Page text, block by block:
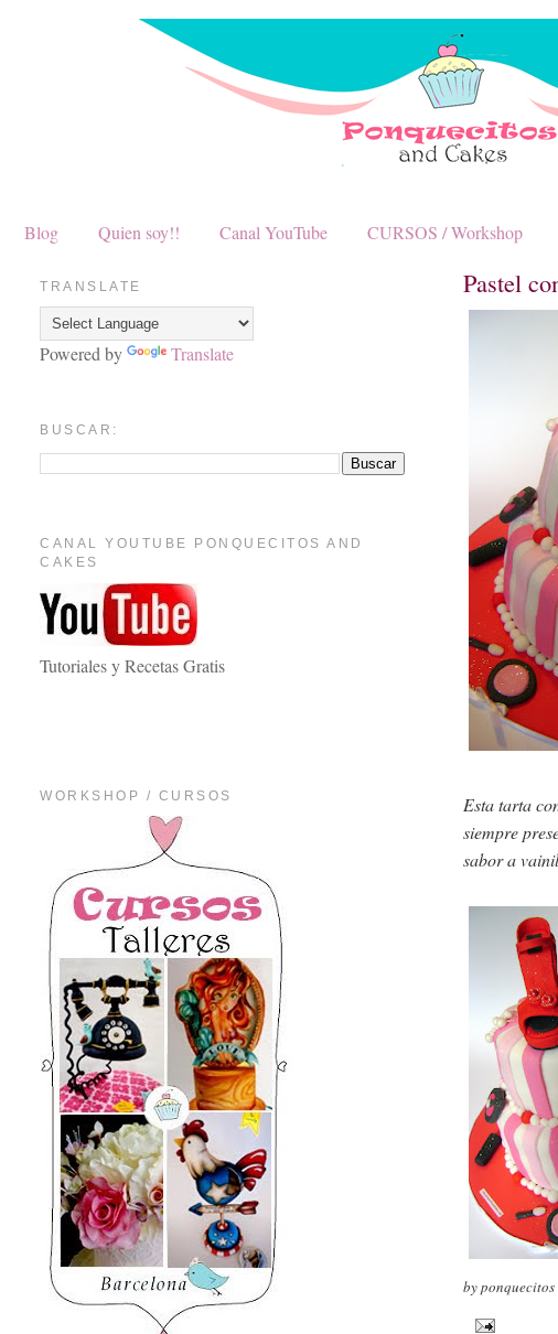
Blog Quien soy!! Canal YouTube CURSOS / Workshop
Pastel
Esta tarta
siempre
sabor a
by ponquecitos
TRANSLATE
Powered by Translate
BUSCAR:
CANAL YOUTUBE PONQUECITOS AND
CAKES
Tutoriales y Recetas Gratis
WORKSHOP / CURSOS